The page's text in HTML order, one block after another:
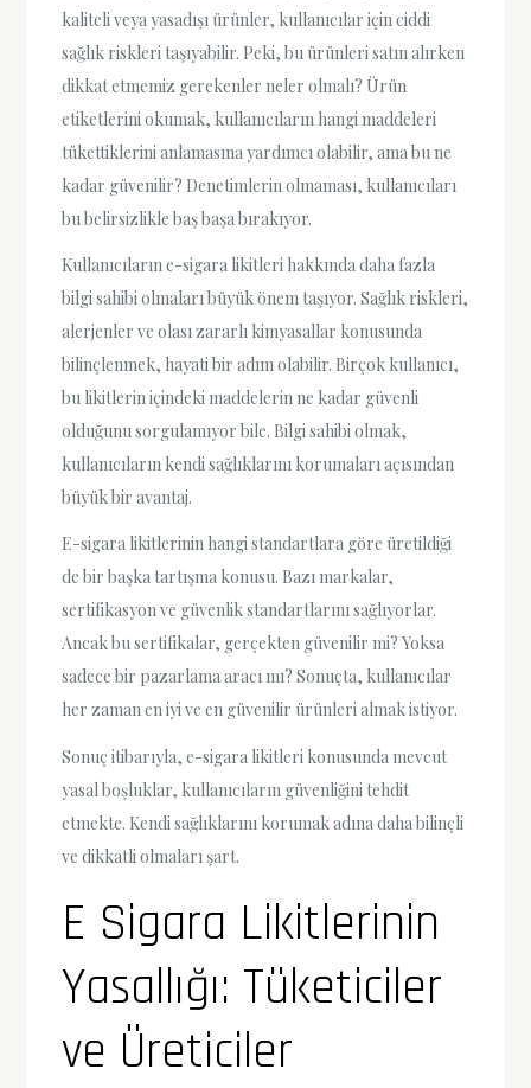
kaliteli veya yasadışı ürünler, kullanıcılar için ciddi
sağlık riskleri taşıyabilir. Peki, bu ürünleri satın alırken
dikkat etmemiz gerekenler neler olmalı? Ürün
etiketlerini okumak, kullanıcıların hangi maddeleri
tükettiklerini anlamasına yardımcı olabilir, ama bu ne
kadar güvenilir? Denetimlerin olmaması, kullanıcıları
bu belirsizlikle baş başa bırakıyor.
Kullanıcıların e-sigara likitleri hakkında daha fazla
bilgi sahibi olmaları büyük önem taşıyor. Sağlık riskleri,
alerjenler ve olası zararlı kimyasallar konusunda
bilinçlenmek, hayati bir adım olabilir. Birçok kullanıcı,
bu likitlerin içindeki maddelerin ne kadar güvenli
olduğunu sorgulamıyor bile. Bilgi sahibi olmak,
kullanıcıların kendi sağlıklarını korumaları açısından
büyük bir avantaj.
E-sigara likitlerinin hangi standartlara göre üretildiği
de bir başka tartışma konusu. Bazı markalar,
sertifikasyon ve güvenlik standartlarını sağlıyorlar.
Ancak bu sertifikalar, gerçekten güvenilir mi? Yoksa
sadece bir pazarlama aracı mı? Sonuçta, kullanıcılar
her zaman en iyi ve en güvenilir ürünleri almak istiyor.
Sonuç itibarıyla, e-sigara likitleri konusunda mevcut
yasal boşluklar, kullanıcıların güvenliğini tehdit
etmekte. Kendi sağlıklarını korumak adına daha bilinçli
ve dikkatli olmaları şart.
E Sigara Likitlerinin
Yasallığı: Tüketiciler
ve Üreticiler